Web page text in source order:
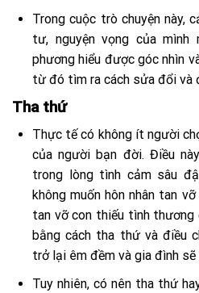
Trong cuộc trò chuyện này,
tư, nguyện vọng của
phương hiểu được góc nhìn
từ đó tìm ra cách sửa đổi và
Tha thứ
Thực tế có không ít người
của người bạn đời. Điều
trong lòng tình cảm sâu
không muốn hôn nhân tan
tan vỡ con thiếu tình thương
bằng cách tha thứ và điều
trở lại êm đềm và gia đình sẽ
Tuy nhiên, có nên tha thứ